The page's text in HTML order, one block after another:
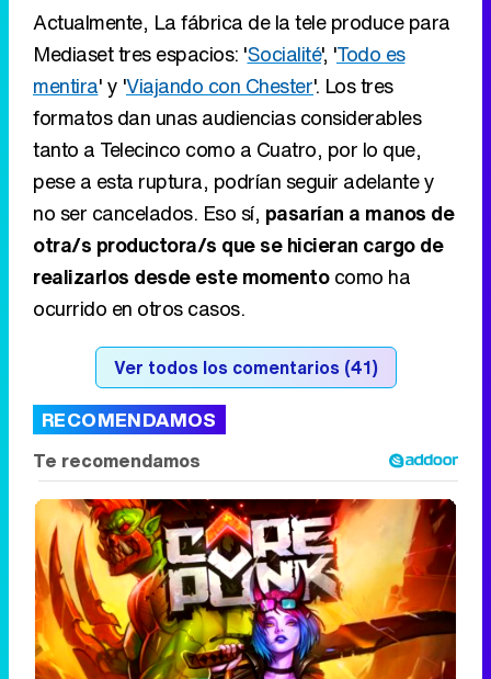
Actualmente, La fábrica de la tele produce para
Mediaset tres espacios: 'Socialité', 'Todo es
mentira' y 'Viajando con Chester'. Los tres
formatos dan unas audiencias considerables
tanto a Telecinco como a Cuatro, por lo que,
pese a esta ruptura, podrían seguir adelante y
no ser cancelados. Eso sí, pasarían a manos de
otra/s productora/s que se hicieran cargo de
realizarlos desde este momentocomo ha
ocurrido en otros casos.
Ver todos los comentarios (41)
RECOMENDAMOS